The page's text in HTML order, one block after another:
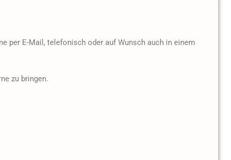
per E-Mail, telefonisch oder auf Wunsch auch in einem
zu bringen.